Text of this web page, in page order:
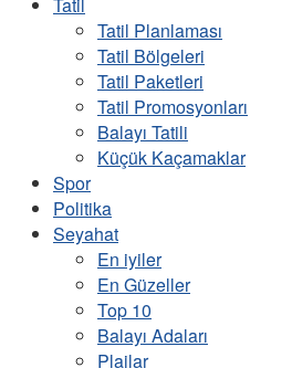
Tatil Planlaması
Tatil Bölgeleri
Tatil Paketleri
Tatil Promosyonları
Balayı Tatili
Küçük Kaçamaklar
Spor
Politika
Seyahat
En iyiler
En Güzeller
Top 10
Balayı Adaları
Plajlar